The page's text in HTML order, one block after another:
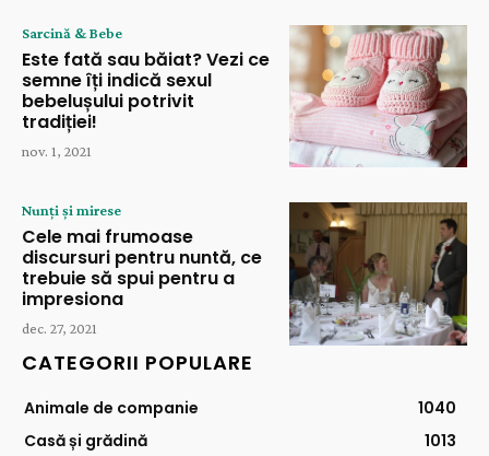
Sarcină & Bebe
Este fată sau băiat? Vezi ce
semne îți indică sexul
bebelușului potrivit
tradiției!
nov. 1, 2021
Nunți și mirese
Cele mai frumoase
discursuri pentru nuntă, ce
trebuie să spui pentru a
impresiona
dec. 27, 2021
CATEGORII POPULARE
Animale de companie
1040
Casă și grădină
1013